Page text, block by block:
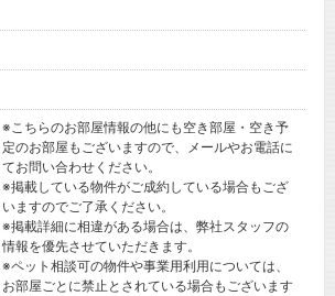
※こちらのお部屋情報の他にも空き部屋・空き予
定のお部屋もございますので、メールやお電話に
てお問い合わせください。
※掲載している物件がご成約している場合もござ
いますのでご了承ください。
※掲載詳細に相違がある場合は、弊社スタッフの
情報を優先させていただきます。
※ペット相談可の物件や事業用利用については、
お部屋ごとに禁止とされている場合もございます